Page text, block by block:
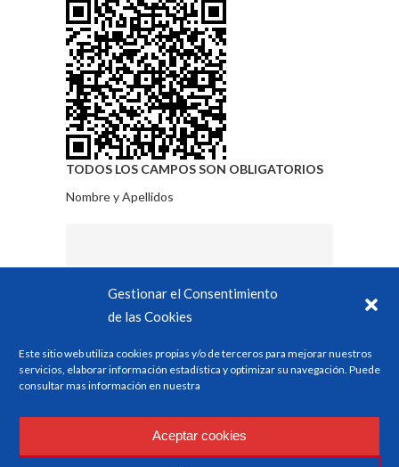
Gestionar el Consentimiento
de las Cookies
Este sitio web utiliza cookies propias y/o de terceros para mejorar nuestros
servicios, elaborar información estadística y optimizar su navegación. Puede
consultar mas información en nuestra
Aceptar cookies
TODOS LOS CAMPOS SON OBLIGATORIOS
Nombre y Apellidos
Empresa Cargo